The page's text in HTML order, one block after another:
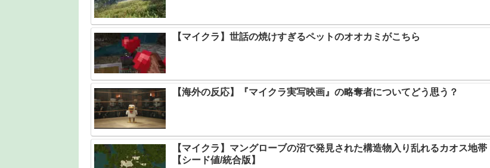
【マイクラ】世話の焼けすぎるペットのオオカミがこちら
【海外の反応】『マイクラ実写映画』の略奪者についてどう思う？
【マイクラ】マングローブの沼で発見された構造物入り乱れるカオス地帯
【シード値/統合版】